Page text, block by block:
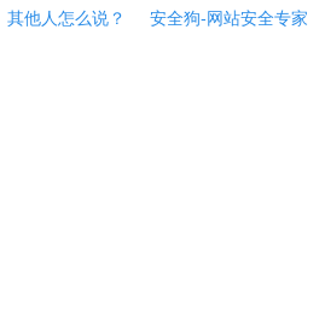
其他人怎么说？ 安全狗-网站安全专家